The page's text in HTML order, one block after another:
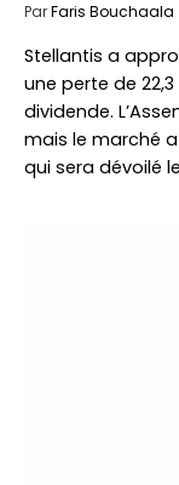
ParFaris Bouchaala
Stellantis a
une perte de
dividende.
mais le marché
qui sera dévoilé